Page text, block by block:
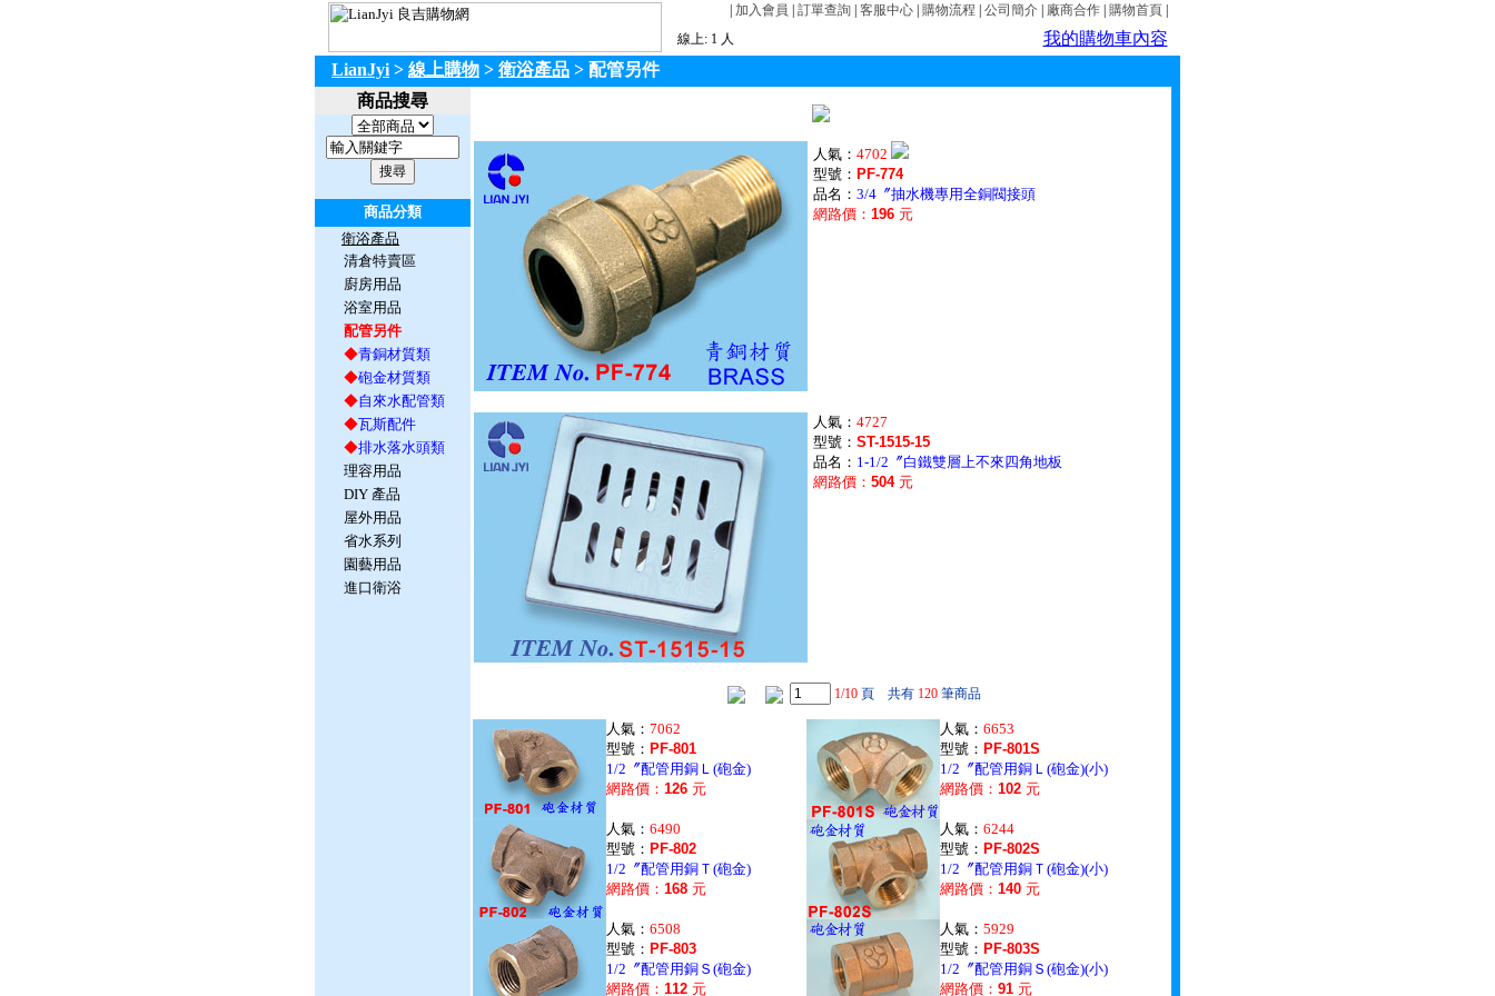
加入會員 訂單查詢 客服中心 購物流程 公司簡介 廠商合作 購物首頁
線上: 1 人
我的購物車內容
LianJyi > 線上購物 > 衛浴產品 > 配管另件
商品搜尋
商品分類
衛浴產品
清倉特賣區
廚房用品
浴室用品
配管另件
◆青銅材質類
◆砲金材質類
◆自來水配管類
◆瓦斯配件
◆排水落水頭類
理容用品
DIY 產品
屋外用品
省水系列
園藝用品
進口衛浴
人氣： 4702
型號： PF-774
品名： 3/4〞抽水機專用全銅閥接頭
網路價： 196 元
人氣： 4727
型號： ST-1515-15
品名： 1-1/2〞白鐵雙層上不來四角地板
網路價： 504元
1/10 頁 共有 120 筆商品
人氣： 7062
型號： PF-801
1/2〞配管用銅Ｌ(砲金)
網路價： 126 元
人氣： 6653
型號： PF-801S
1/2〞配管用銅Ｌ(砲金)(小)
網路價： 102 元
人氣： 6490
型號： PF-802
1/2〞配管用銅Ｔ(砲金)
網路價： 168 元
人氣： 6244
型號： PF-802S
1/2〞配管用銅Ｔ(砲金)(小)
網路價： 140 元
人氣： 6508
型號： PF-803
1/2〞配管用銅Ｓ(砲金)
網路價： 112 元
人氣： 5929
型號： PF-803S
1/2〞配管用銅Ｓ(砲金)(小)
網路價： 91 元